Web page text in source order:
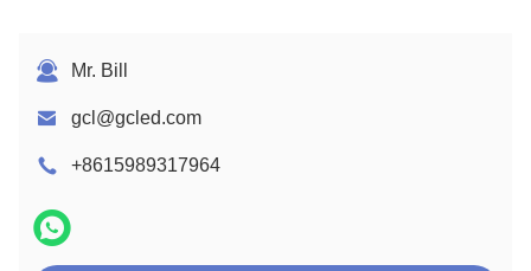
Mr. Bill
gcl@gcled.com
+8615989317964